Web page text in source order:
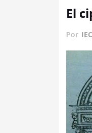
El
Por IEC